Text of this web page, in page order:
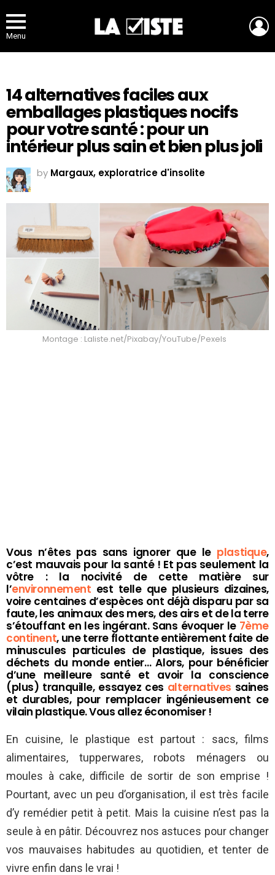
Menu
14 alternatives faciles aux
emballages plastiques nocifs
pour votre santé : pour un
intérieur plus sain et bien plus joli
by Margaux, exploratrice d'insolite
Montage : Laliste.net/Pixabay/YouTube/Pexels
Vous n’êtes pas sans ignorer que le plastique,
c’est mauvais pour la santé ! Et pas seulement la
vôtre : la nocivité de cette matière sur
l’environnement est telle que plusieurs dizaines,
voire centaines d’espèces ont déjà disparu par sa
faute, les animaux des mers, des airs et de la terre
s’étouffant en les ingérant. Sans évoquer le 7ème
continent, une terre flottante entièrement faite de
minuscules particules de plastique, issues des
déchets du monde entier… Alors, pour bénéficier
d’une meilleure santé et avoir la conscience
(plus) tranquille, essayez ces alternatives saines
et durables, pour remplacer ingénieusement ce
vilain plastique. Vous allez économiser !
En cuisine, le plastique est partout : sacs, films
alimentaires, tupperwares, robots ménagers ou
moules à cake, difficile de sortir de son emprise !
Pourtant, avec un peu d’organisation, il est très facile
d’y remédier petit à petit. Mais la cuisine n’est pas la
seule à en pâtir. Découvrez nos astuces pour changer
vos mauvaises habitudes au quotidien, et tenter de
vivre enfin dans le vrai !